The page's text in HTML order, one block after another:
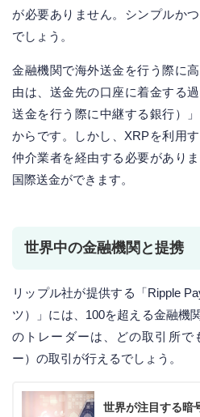
が必要ありません。シンプルか
でしょう。
金融機関で海外送金を行う際に
由は、送金先の口座に着金する
送金を行う際に中継する銀行）
からです。しかし、XRPを利用
仲介業者を経由する必要があり
国際送金ができます。
世界中の金融機関と提携
リップル社が提供する「Ripple
ツ）」には、100を超える金融機
のトレーダーは、どの取引所で
ー）の取引が行えるでしょう。
世界が注目する暗